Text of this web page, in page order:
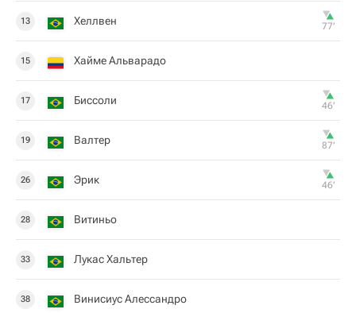
13 Хеллвен 77‎’‎
15 Хайме Альварадо
17 Биссоли 46‎’‎
19 Валтер 87‎’‎
26 Эрик 46‎’‎
28 Витиньо
33 Лукас Хальтер
38 Винисиус Алессандро